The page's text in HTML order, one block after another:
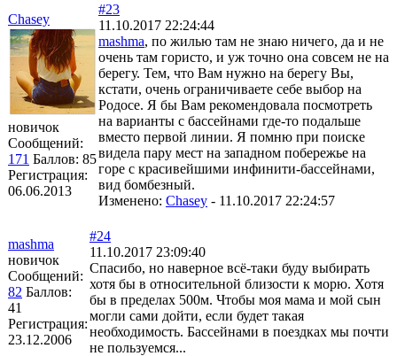
Chasey
новичок
Сообщений:
171 Баллов: 85
Регистрация:
06.06.2013
#23
11.10.2017 22:24:44
mashma, по жилью там не знаю ничего, да и не
очень там гористо, и уж точно она совсем не на
берегу. Тем, что Вам нужно на берегу Вы,
кстати, очень ограничиваете себе выбор на
Родосе. Я бы Вам рекомендовала посмотреть
на варианты с бассейнами где-то подальше
вместо первой линии. Я помню при поиске
видела пару мест на западном побережье на
горе с красивейшими инфинити-бассейнами,
вид бомбезный.
Изменено: Chasey - 11.10.2017 22:24:57
mashma
новичок
Сообщений:
82 Баллов:
41
Регистрация:
23.12.2006
#24
11.10.2017 23:09:40
Спасибо, но наверное всё-таки буду выбирать
хотя бы в относительной близости к морю. Хотя
бы в пределах 500м. Чтобы моя мама и мой сын
могли сами дойти, если будет такая
необходимость. Бассейнами в поездках мы почти
не пользуемся...